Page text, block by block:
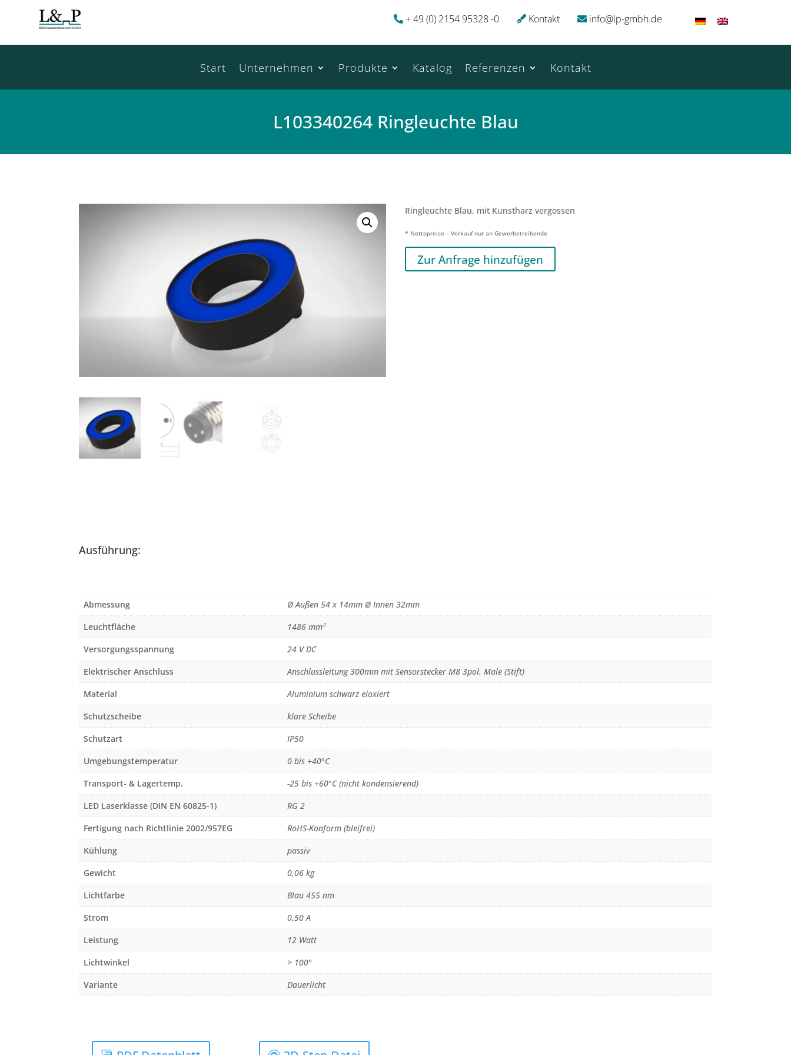
+ 49 (0) 2154 95328 -0 Kontakt info@lp-gmbh.de
Start Unternehmen Produkte Katalog Referenzen Kontakt
L103340264 Ringleuchte Blau
Ringleuchte Blau, mit Kunstharz vergossen
* Nettopreise – Verkauf nur an Gewerbetreibende
Zur Anfrage hinzufügen
Ausführung:
Abmessung
Ø Außen 54 x 14mm Ø Innen 32mm
Leuchtfläche
1486 mm²
Versorgungsspannung
24 V DC
Elektrischer Anschluss
Anschlussleitung 300mm mit Sensorstecker M8 3pol. Male (Stift)
Material
Aluminium schwarz eloxiert
Schutzscheibe
klare Scheibe
Schutzart
IP50
Umgebungstemperatur
0 bis +40°C
Transport- & Lagertemp.
-25 bis +60°C (nicht kondensierend)
LED Laserklasse (DIN EN 60825-1)
RG 2
Fertigung nach Richtlinie 2002/957EG
RoHS-Konform (bleifrei)
Kühlung
passiv
Gewicht
0,06 kg
Lichtfarbe
Blau 455 nm
Strom
0,50 A
Leistung
12 Watt
Lichtwinkel
> 100°
Variante
Dauerlicht